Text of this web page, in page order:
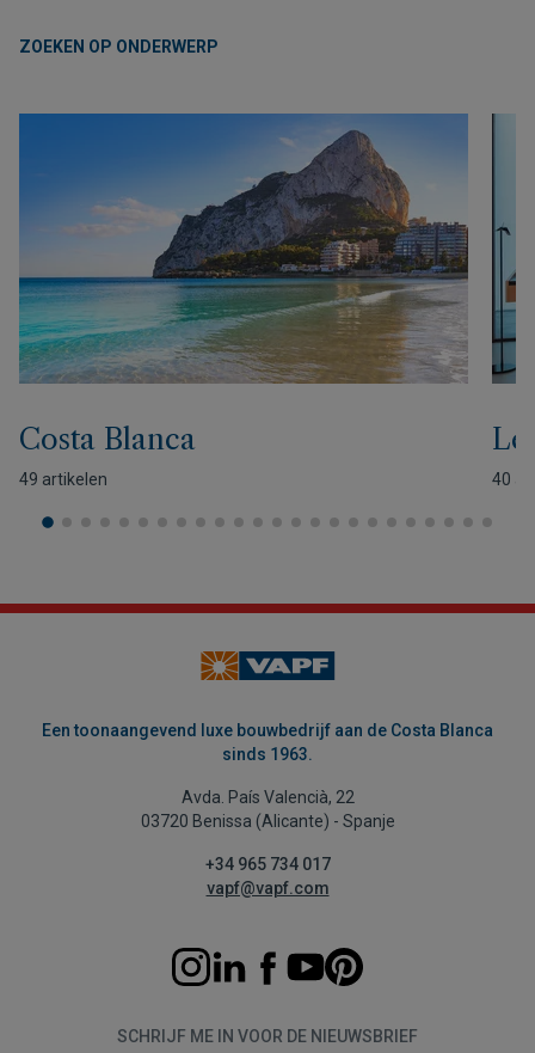
ZOEKEN OP ONDERWERP
Costa Blanca
49 artikelen 40
Een toonaangevend luxe bouwbedrijf aan de Costa Blanca
sinds 1963.
Avda. País Valencià, 22
03720 Benissa (Alicante) - Spanje
+34 965 734 017
vapf@vapf.com
SCHRIJF ME IN VOOR DE NIEUWSBRIEF